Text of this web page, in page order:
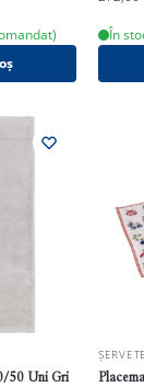
În
50 Uni Gri
ȘERVETE